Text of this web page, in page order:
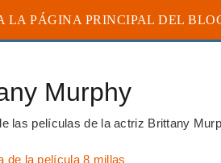
Murphy
las películas de la actriz Brittany